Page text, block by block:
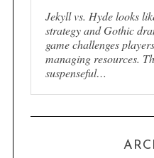
Jekyll vs. Hyde looks
strategy and Gothic
game challenges
managing resources.
suspenseful…